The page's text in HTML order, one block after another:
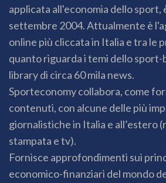
applicata all'economia dello sport,
settembre 2004. Attualmente è
online più cliccata in Italia e tra le
quanto riguarda i temi dello sport-
library di circa 60 mila news.
Sporteconomy collabora, come
contenuti, con alcune delle più
giornalistiche in Italia e all’estero
stampata e tv).
Fornisce approfondimenti sui
economico-finanziari del mondo